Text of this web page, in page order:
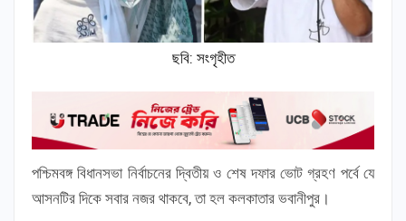
ছবি: সংগৃহীত
পশ্চিমবঙ্গ বিধানসভা নির্বাচনের দ্বিতীয় ও শেষ দফার ভোট গ্রহণ পর্বে যে
আসনটির দিকে সবার নজর থাকবে, তা হল কলকাতার ভবানীপুর।